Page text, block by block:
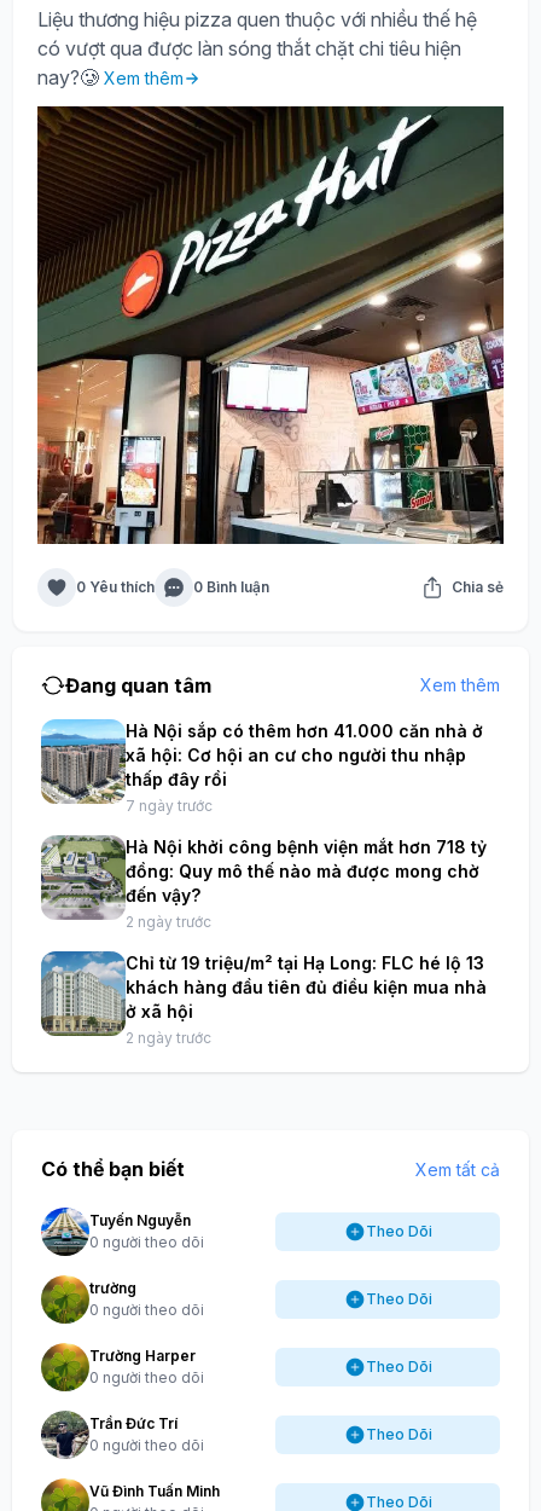
Liệu thương hiệu pizza quen thuộc với nhiều thế hệ
có vượt qua được làn sóng thắt chặt chi tiêu hiện
nay?🥲 Xem thêm
0 Yêu thích 0 Bình luận Chia sẻ
Đang quan tâm Xem thêm
Hà Nội sắp có thêm hơn 41.000 căn nhà ở
xã hội: Cơ hội an cư cho người thu nhập
thấp đây rồi
7 ngày trước
Hà Nội khởi công bệnh viện mắt hơn 718 tỷ
đồng: Quy mô thế nào mà được mong chờ
đến vậy?
2 ngày trước
Chỉ từ 19 triệu/m² tại Hạ Long: FLC hé lộ 13
khách hàng đầu tiên đủ điều kiện mua nhà
ở xã hội
2 ngày trước
Có thể bạn biết Xem tất cả
Tuyến Nguyễn
0 người theo dõi
Theo Dõi
trường
0 người theo dõi
Theo Dõi
Trường Harper
0 người theo dõi
Theo Dõi
Trần Đức Trí
0 người theo dõi
Theo Dõi
Vũ Đình Tuấn Minh
Theo Dõi